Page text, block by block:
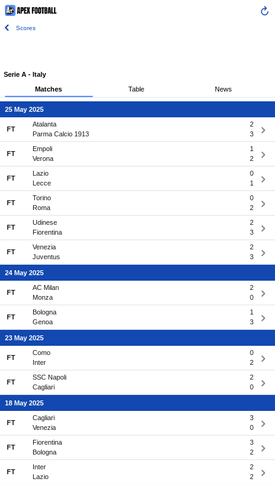
Scores
Serie A - Italy
Matches
Table News
25 May 2025
FT
Atalanta
2
Parma Calcio 1913
3
FT
Empoli
1
Verona
2
FT
Lazio
0
Lecce
1
FT
Torino
0
Roma
2
FT
Udinese
2
Fiorentina
3
FT
Venezia
2
Juventus
3
24 May 2025
FT
AC Milan
2
Monza
0
FT
Bologna
1
Genoa
3
23 May 2025
FT
Como
0
Inter
2
FT
SSC Napoli
2
Cagliari
0
18 May 2025
FT
Cagliari
3
Venezia
0
FT
Fiorentina
3
Bologna
2
FT
Inter
2
Lazio
2